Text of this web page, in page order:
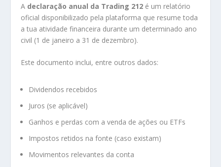
A declaração anual da Trading 212 é um relatório
oficial disponibilizado pela plataforma que resume toda
a tua atividade financeira durante um determinado ano
civil (1 de janeiro a 31 de dezembro).
Este documento inclui, entre outros dados:
Dividendos recebidos
Juros (se aplicável)
Ganhos e perdas com a venda de ações ou ETFs
Impostos retidos na fonte (caso existam)
Movimentos relevantes da conta